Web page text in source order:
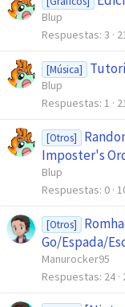
Blup
Respuestas 3
[Música]
Blup
Respuestas 1
[Otros]
Imposter's
Blup
Respuestas 0
[Otros]
Go/Espada/
Manurocker95
Respuestas 24